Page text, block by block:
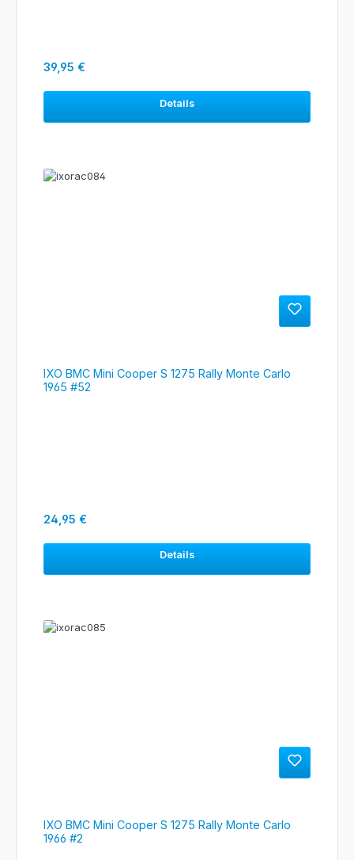
Regulärer Preis:
39,95 €
Details
IXO BMC Mini Cooper S 1275 Rally Monte Carlo
1965 #52
Regulärer Preis:
24,95 €
Details
IXO BMC Mini Cooper S 1275 Rally Monte Carlo
1966 #2